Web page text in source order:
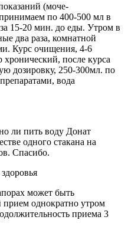
(моче-
по 400-500 мл в
15-20 мин. до еды. Утром в
два раза, комнатной
Курс очищения, 4-6
хронический, после курса
дозировку, 250-300мл. по
вода
ли пить воду Донат
одного стакана на
Спасибо.
может быть
однократно утром
приема 3